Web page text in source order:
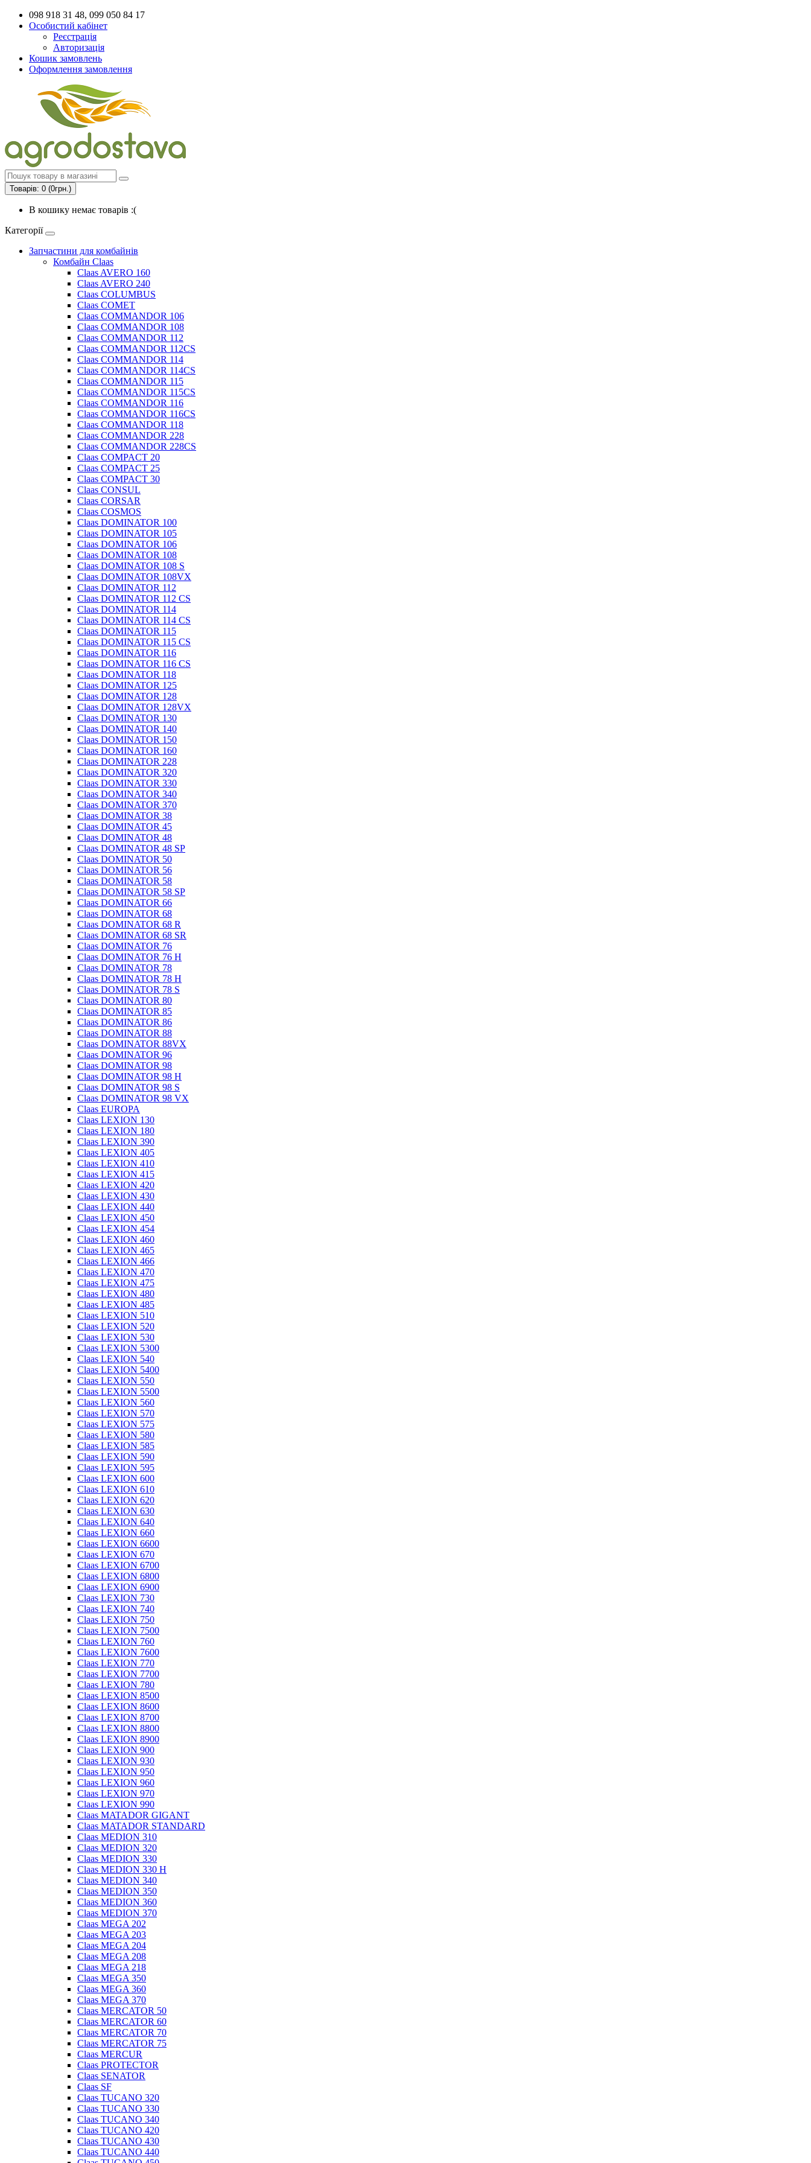
098 918 31 48, 099 050 84 17
Особистий кабінет
Реєстрація
Авторизація
Кошик замовлень
Оформлення замовлення
Товарів: 0 (0грн.)
В кошику немає товарів :(
Категорії
Запчастини для комбайнів
Комбайн Claas
Claas AVERO 160
Claas AVERO 240
Claas COLUMBUS
Claas COMET
Claas COMMANDOR 106
Claas COMMANDOR 108
Claas COMMANDOR 112
Claas COMMANDOR 112CS
Claas COMMANDOR 114
Claas COMMANDOR 114CS
Claas COMMANDOR 115
Claas COMMANDOR 115CS
Claas COMMANDOR 116
Claas COMMANDOR 116CS
Claas COMMANDOR 118
Claas COMMANDOR 228
Claas COMMANDOR 228CS
Claas COMPACT 20
Claas COMPACT 25
Claas COMPACT 30
Claas CONSUL
Claas CORSAR
Claas COSMOS
Claas DOMINATOR 100
Claas DOMINATOR 105
Claas DOMINATOR 106
Claas DOMINATOR 108
Claas DOMINATOR 108 S
Claas DOMINATOR 108VX
Claas DOMINATOR 112
Claas DOMINATOR 112 CS
Claas DOMINATOR 114
Claas DOMINATOR 114 CS
Claas DOMINATOR 115
Claas DOMINATOR 115 CS
Claas DOMINATOR 116
Claas DOMINATOR 116 CS
Claas DOMINATOR 118
Claas DOMINATOR 125
Claas DOMINATOR 128
Claas DOMINATOR 128VX
Claas DOMINATOR 130
Claas DOMINATOR 140
Claas DOMINATOR 150
Claas DOMINATOR 160
Claas DOMINATOR 228
Claas DOMINATOR 320
Claas DOMINATOR 330
Claas DOMINATOR 340
Claas DOMINATOR 370
Claas DOMINATOR 38
Claas DOMINATOR 45
Claas DOMINATOR 48
Claas DOMINATOR 48 SP
Claas DOMINATOR 50
Claas DOMINATOR 56
Claas DOMINATOR 58
Claas DOMINATOR 58 SP
Claas DOMINATOR 66
Claas DOMINATOR 68
Claas DOMINATOR 68 R
Claas DOMINATOR 68 SR
Claas DOMINATOR 76
Claas DOMINATOR 76 H
Claas DOMINATOR 78
Claas DOMINATOR 78 H
Claas DOMINATOR 78 S
Claas DOMINATOR 80
Claas DOMINATOR 85
Claas DOMINATOR 86
Claas DOMINATOR 88
Claas DOMINATOR 88VX
Claas DOMINATOR 96
Claas DOMINATOR 98
Claas DOMINATOR 98 H
Claas DOMINATOR 98 S
Claas DOMINATOR 98 VX
Claas EUROPA
Claas LEXION 130
Claas LEXION 180
Claas LEXION 390
Claas LEXION 405
Claas LEXION 410
Claas LEXION 415
Claas LEXION 420
Claas LEXION 430
Claas LEXION 440
Claas LEXION 450
Claas LEXION 454
Claas LEXION 460
Claas LEXION 465
Claas LEXION 466
Claas LEXION 470
Claas LEXION 475
Claas LEXION 480
Claas LEXION 485
Claas LEXION 510
Claas LEXION 520
Claas LEXION 530
Claas LEXION 5300
Claas LEXION 540
Claas LEXION 5400
Claas LEXION 550
Claas LEXION 5500
Claas LEXION 560
Claas LEXION 570
Claas LEXION 575
Claas LEXION 580
Claas LEXION 585
Claas LEXION 590
Claas LEXION 595
Claas LEXION 600
Claas LEXION 610
Claas LEXION 620
Claas LEXION 630
Claas LEXION 640
Claas LEXION 660
Claas LEXION 6600
Claas LEXION 670
Claas LEXION 6700
Claas LEXION 6800
Claas LEXION 6900
Claas LEXION 730
Claas LEXION 740
Claas LEXION 750
Claas LEXION 7500
Claas LEXION 760
Claas LEXION 7600
Claas LEXION 770
Claas LEXION 7700
Claas LEXION 780
Claas LEXION 8500
Claas LEXION 8600
Claas LEXION 8700
Claas LEXION 8800
Claas LEXION 8900
Claas LEXION 900
Claas LEXION 930
Claas LEXION 950
Claas LEXION 960
Claas LEXION 970
Claas LEXION 990
Claas MATADOR GIGANT
Claas MATADOR STANDARD
Claas MEDION 310
Claas MEDION 320
Claas MEDION 330
Claas MEDION 330 H
Claas MEDION 340
Claas MEDION 350
Claas MEDION 360
Claas MEDION 370
Claas MEGA 202
Claas MEGA 203
Claas MEGA 204
Claas MEGA 208
Claas MEGA 218
Claas MEGA 350
Claas MEGA 360
Claas MEGA 370
Claas MERCATOR 50
Claas MERCATOR 60
Claas MERCATOR 70
Claas MERCATOR 75
Claas MERCUR
Claas PROTECTOR
Claas SENATOR
Claas SF
Claas TUCANO 320
Claas TUCANO 330
Claas TUCANO 340
Claas TUCANO 420
Claas TUCANO 430
Claas TUCANO 440